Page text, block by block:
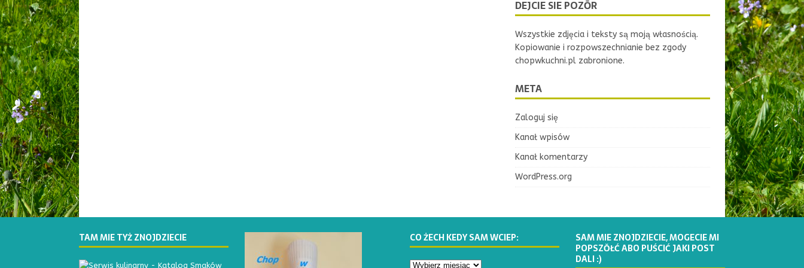
DEJCIE SIE POZŌR
Wszystkie zdjęcia i teksty są moją własnością.
Kopiowanie i rozpowszechnianie bez zgody
chopwkuchni.pl zabronione.
META
Zaloguj się
Kanał wpisów
Kanał komentarzy
WordPress.org
TAM MIE TYŻ ZNOJDZIECIE CO ŻECH KEDY SAM WCIEP:
SAM MIE ZNOJDZIECIE, MOGECIE MI
POPSZŎŁĆ ABO PUŚCIĆ JAKI POST
DALI :)